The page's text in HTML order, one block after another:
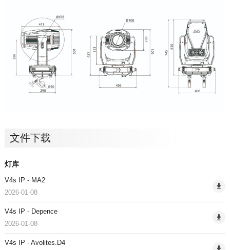
文件下载
灯库
V4s IP - MA2
2026-01-08
V4s IP - Depence
2026-01-08
V4s IP - Avolites.D4